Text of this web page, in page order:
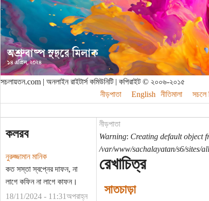
সচলায়তন.com | অনলাইন রাইটার্স কমিউনিটি | কপিরাইট © ২০০৬-২০১৫
নীড়পাতা
English নীতিমালা সচলে
কলরব
নুরুজ্জামান মানিক
কত সস্তা স্বপ্নের দাফন, না
লাগে কফিন না লাগে কাফন।
18/11/2024 - 11:31অপরাহ্ন
নীড়পাতা
Warning: Creating default object
/var/www/sachalayatan/s6/sites/
রেখাচিত্র
সাতচাড়া